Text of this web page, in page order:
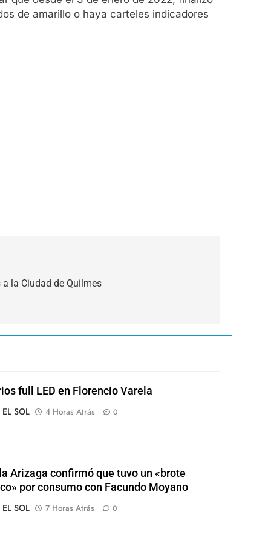
de amarillo o haya carteles indicadores
la Ciudad de Quilmes
full LED en Florencio Varela
SOL
4 Horas Atrás 0
Arizaga confirmó que tuvo un «brote
por consumo con Facundo Moyano
SOL
7 Horas Atrás 0